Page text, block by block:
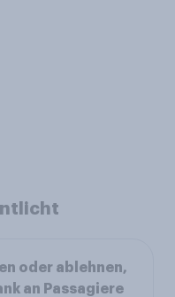
oder ablehnen,
an Passagiere